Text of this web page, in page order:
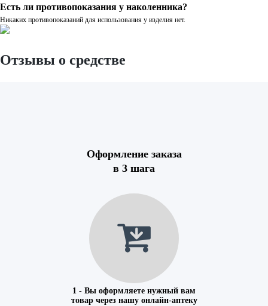
Есть ли противопоказания у наколенника?
Никаких противопоказаний для использования у изделия нет.
Отзывы о средстве
Оформление заказа
в 3 шага
1 - Вы оформляете нужный вам
товар через нашу онлайн-аптеку